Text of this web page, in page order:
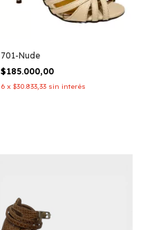
701-Nude
$185.000,00
6 x $30.833,33 sin interés